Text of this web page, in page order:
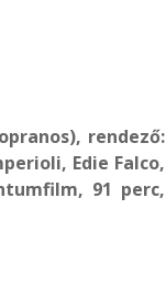
rendező:
Edie Falco,
91 perc,